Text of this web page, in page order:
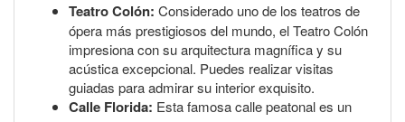
Teatro Colón: Considerado uno de los teatros de
ópera más prestigiosos del mundo, el Teatro Colón
impresiona con su arquitectura magnífica y su
acústica excepcional. Puedes realizar visitas
guiadas para admirar su interior exquisito.
Calle Florida: Esta famosa calle peatonal es un